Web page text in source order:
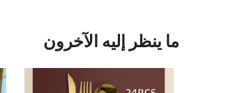
ما ينظر إليه الآخرون